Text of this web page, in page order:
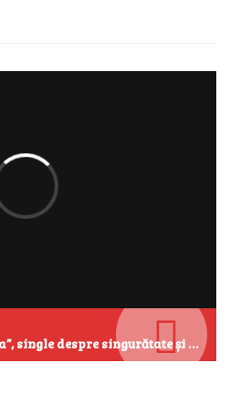
EMAA lansează „Noaptea”, single despre singurătate și emoțiile care se aud cel mai clar după miezul nopții